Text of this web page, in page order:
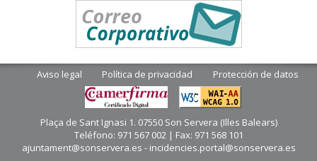
Aviso legal Política de privacidad Protección de datos
Plaça de Sant Ignasi 1. 07550 Son Servera (Illes Balears)
Teléfono: 971 567 002 | Fax: 971 568 101
ajuntament@sonservera.es - incidencies.portal@sonservera.es